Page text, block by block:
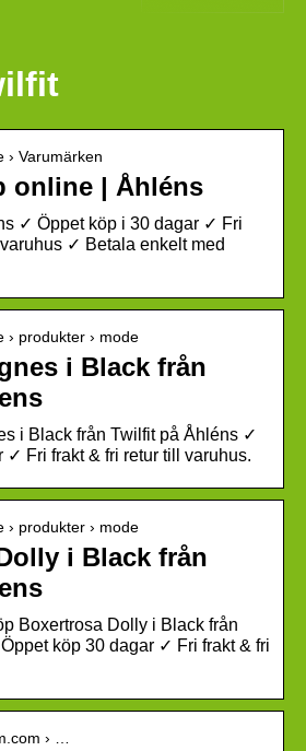
› Varumärken
online | Åhléns
✓ Öppet köp i 30 dagar ✓ Fri
✓ Betala enkelt med
› produkter › mode
i Black från
i Black från Twilfit på Åhléns ✓
✓ Fri frakt & fri retur till varuhus.
› produkter › mode
i Black från
Boxertrosa Dolly i Black från
köp 30 dagar ✓ Fri frakt & fri
› …